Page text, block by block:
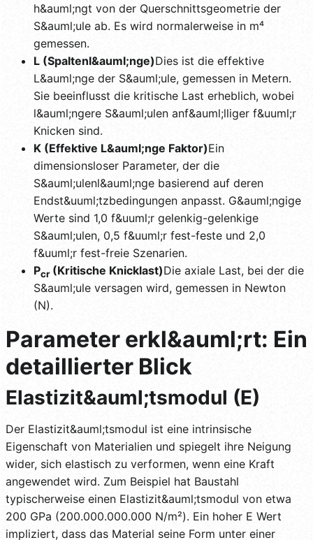
h&auml;ngt von der Querschnittsgeometrie der
S&auml;ule ab. Es wird normalerweise in m⁴
gemessen.
L (Spaltenl&auml;nge)Dies ist die effektive
L&auml;nge der S&auml;ule, gemessen in Metern.
Sie beeinflusst die kritische Last erheblich, wobei
l&auml;ngere S&auml;ulen anf&auml;lliger f&uuml;r
Knicken sind.
K (Effektive L&auml;nge Faktor)Ein
dimensionsloser Parameter, der die
S&auml;ulenl&auml;nge basierend auf deren
Endst&uuml;tzbedingungen anpasst. G&auml;ngige
Werte sind 1,0 f&uuml;r gelenkig-gelenkige
S&auml;ulen, 0,5 f&uuml;r fest-feste und 2,0
f&uuml;r fest-freie Szenarien.
Pcr(Kritische Knicklast)Die axiale Last, bei der die
S&auml;ule versagen wird, gemessen in Newton
(N).
Parameter erkl&auml;rt: Ein
detaillierter Blick
Elastizit&auml;tsmodul (E)
Der Elastizit&auml;tsmodul ist eine intrinsische
Eigenschaft von Materialien und spiegelt ihre Neigung
wider, sich elastisch zu verformen, wenn eine Kraft
angewendet wird. Zum Beispiel hat Baustahl
typischerweise einen Elastizit&auml;tsmodul von etwa
200 GPa (200.000.000.000 N/m²). Ein hoher E Wert
impliziert, dass das Material seine Form unter einer